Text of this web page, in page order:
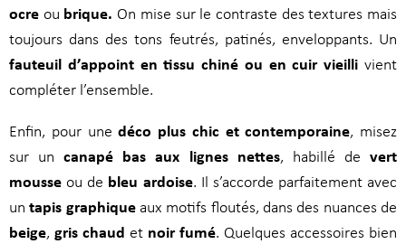
ocre ou brique. On mise sur le contraste des textures mais
toujours dans des tons feutrés, patinés, enveloppants. Un
fauteuil d’appoint en tissu chiné ou en cuir vieilli vient
compléter l’ensemble.
Enfin, pour une déco plus chic et contemporaine, misez
sur un canapé bas aux lignes nettes, habillé de vert
mousse ou de bleu ardoise. Il s’accorde parfaitement avec
un tapis graphique aux motifs floutés, dans des nuances de
beige, gris chaud et noir fumé. Quelques accessoires bien